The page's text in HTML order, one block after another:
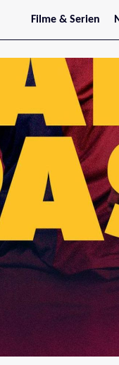
Filme & Serien
Trailer
Filmarchiv
Serienarchiv